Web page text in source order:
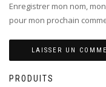
Enregistrer mon nom,
pour mon prochain
PRODUITS